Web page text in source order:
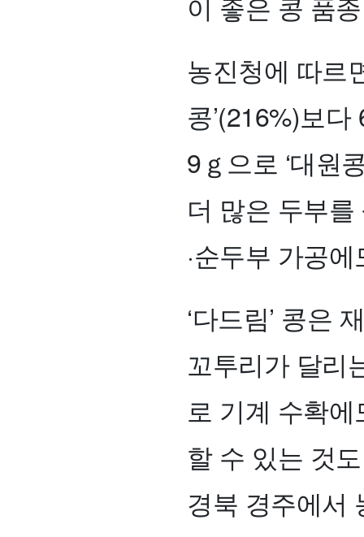
농진청에 따르
콩’(216%)보
9ｇ으로 ‘대원
더 많은 두부
·순두부 가공
‘다드림’ 콩은
꼬투리가 달리
로 기계 수확
할 수 있는 것
경북 경주에서